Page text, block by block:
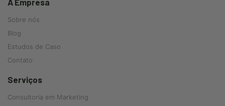
A Empresa
Sobre nós
Blog
Estudos de Caso
Contato
Serviços
Consultoria em Marketing